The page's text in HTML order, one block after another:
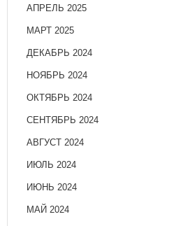
АПРЕЛЬ 2025
МАРТ 2025
ДЕКАБРЬ 2024
НОЯБРЬ 2024
ОКТЯБРЬ 2024
СЕНТЯБРЬ 2024
АВГУСТ 2024
ИЮЛЬ 2024
ИЮНЬ 2024
МАЙ 2024